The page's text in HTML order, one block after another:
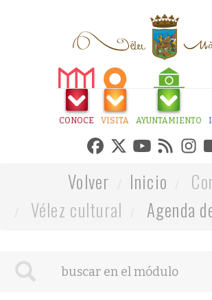
CONOCE VISITA AYUNTAMIENTO
Volver Inicio
Vélez cultural
Agenda